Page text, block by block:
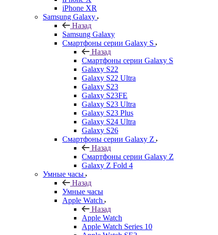
iPhone XR
Samsung Galaxy
Назад
Samsung Galaxy
Смартфоны серии Galaxy S
Назад
Смартфоны серии Galaxy S
Galaxy S22
Galaxy S22 Ultra
Galaxy S23
Galaxy S23FE
Galaxy S23 Ultra
Galaxy S23 Plus
Galaxy S24 Ultra
Galaxy S26
Смартфоны серии Galaxy Z
Назад
Смартфоны серии Galaxy Z
Galaxy Z Fold 4
Умные часы
Назад
Умные часы
Apple Watch
Назад
Apple Watch
Apple Watch Series 10